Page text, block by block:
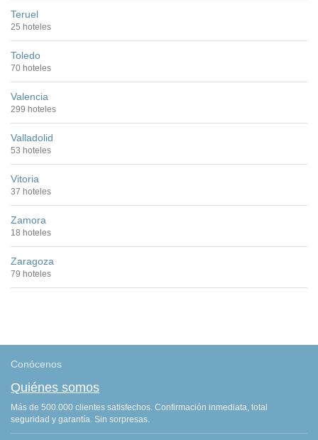
Teruel
25 hoteles
Toledo
70 hoteles
Valencia
299 hoteles
Valladolid
53 hoteles
Vitoria
37 hoteles
Zamora
18 hoteles
Zaragoza
79 hoteles
Conócenos
Quiénes somos
Más de 500.000 clientes satisfechos. Confirmación inmediata, total
seguridad y garantía. Sin sorpresas.